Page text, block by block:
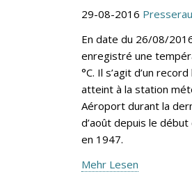
29-08-2016
En date du 26/08/
enregistré une
°C. Il s’agit d’un
atteint à la station
Aéroport durant la
d’août depuis le
en 1947.
Mehr Lesen